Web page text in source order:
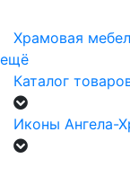
Храмовая
ещё
Каталог
Иконы Ангела-